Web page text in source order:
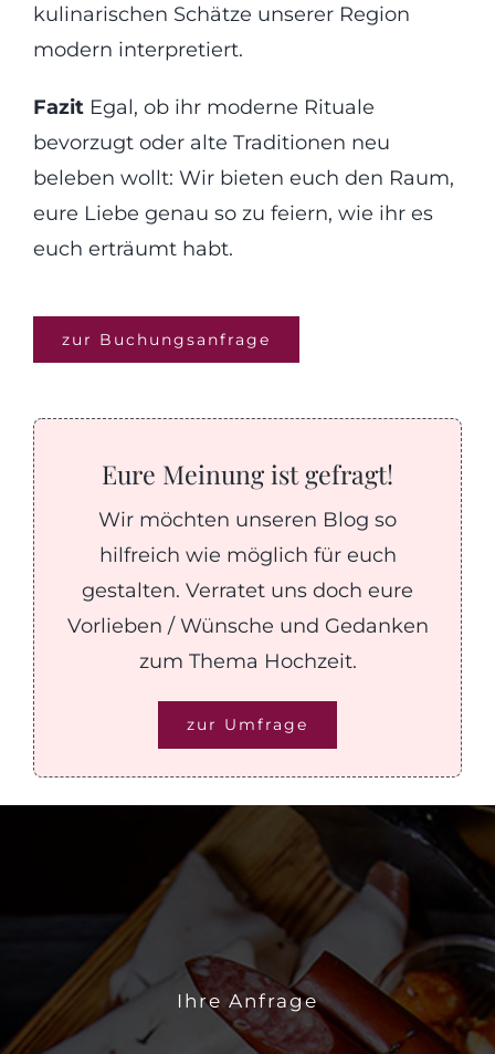
kulinarischen Schätze unserer Region
modern interpretiert.
Fazit Egal, ob ihr moderne Rituale
bevorzugt oder alte Traditionen neu
beleben wollt: Wir bieten euch den Raum,
eure Liebe genau so zu feiern, wie ihr es
euch erträumt habt.
zur Buchungsanfrage
Eure Meinung ist gefragt!
Wir möchten unseren Blog so
hilfreich wie möglich für euch
gestalten. Verratet uns doch eure
Vorlieben / Wünsche und Gedanken
zum Thema Hochzeit.
zur Umfrage
Ihre Anfrage